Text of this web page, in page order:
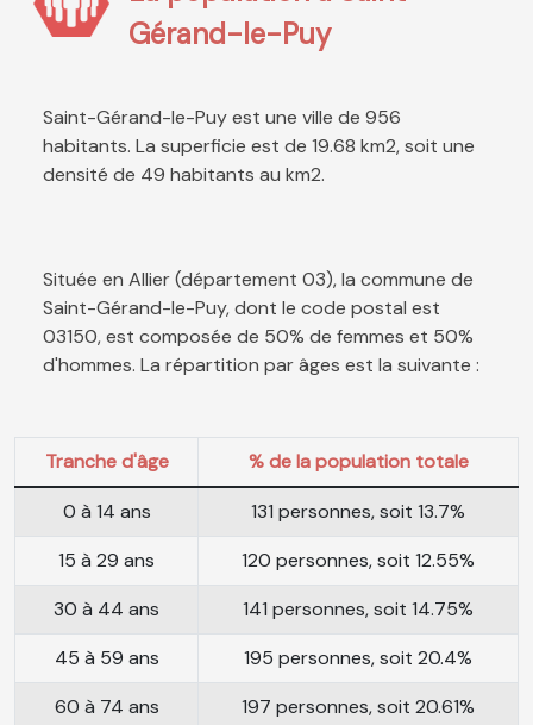
Gérand-le-Puy
Saint-Gérand-le-Puy est une ville de 956
habitants. La superficie est de 19.68 km2, soit une
densité de 49 habitants au km2.
Située en Allier (département 03), la commune de
Saint-Gérand-le-Puy, dont le code postal est
03150, est composée de 50% de femmes et 50%
d'hommes. La répartition par âges est la suivante :
Tranche d'âge
% de la population totale
0 à 14 ans
131 personnes, soit 13.7%
15 à 29 ans
120 personnes, soit 12.55%
30 à 44 ans
141 personnes, soit 14.75%
45 à 59 ans
195 personnes, soit 20.4%
60 à 74 ans
197 personnes, soit 20.61%